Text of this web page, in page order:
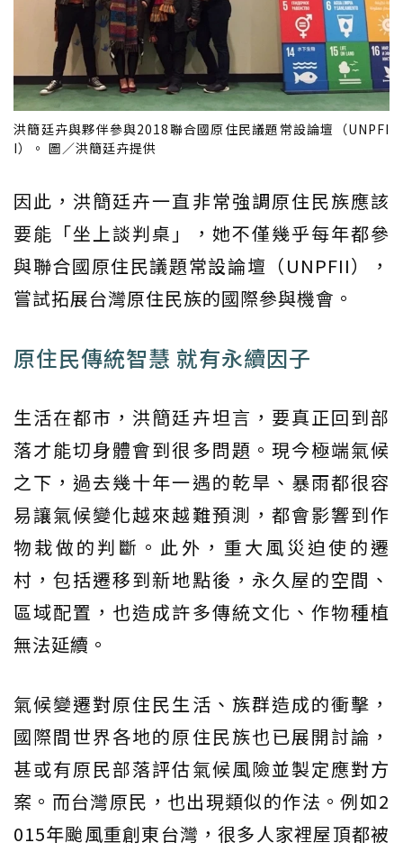
洪簡廷卉與夥伴參與2018聯合國原住民議題常設論壇（UNPFI
I）。 圖／洪簡廷卉提供
因此，洪簡廷卉一直非常強調原住民族應該
要能「坐上談判桌」，她不僅幾乎每年都參
與聯合國原住民議題常設論壇（UNPFII），
嘗試拓展台灣原住民族的國際參與機會。
原住民傳統智慧 就有永續因子
生活在都市，洪簡廷卉坦言，要真正回到部
落才能切身體會到很多問題。現今極端氣候
之下，過去幾十年一遇的乾旱、暴雨都很容
易讓氣候變化越來越難預測，都會影響到作
物栽做的判斷。此外，重大風災迫使的遷
村，包括遷移到新地點後，永久屋的空間、
區域配置，也造成許多傳統文化、作物種植
無法延續。
氣候變遷對原住民生活、族群造成的衝擊，
國際間世界各地的原住民族也已展開討論，
甚或有原民部落評估氣候風險並製定應對方
案。而台灣原民，也出現類似的作法。例如2
015年颱風重創東台灣，很多人家裡屋頂都被